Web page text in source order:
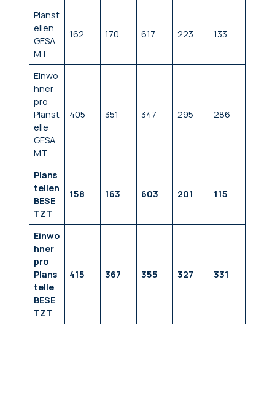
Planst
ellen
GESA
MT
162 170 617 223 133
Einwo
hner
pro
Planst
elle
GESA
MT
405 351 347 295 286
Plans
tellen
BESE
TZT
158 163 603 201 115
Einwo
hner
pro
Plans
telle
BESE
TZT
415 367 355 327 331